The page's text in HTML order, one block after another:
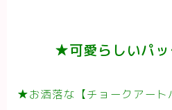
★可愛らしいパ
★お洒落な【チョークアート